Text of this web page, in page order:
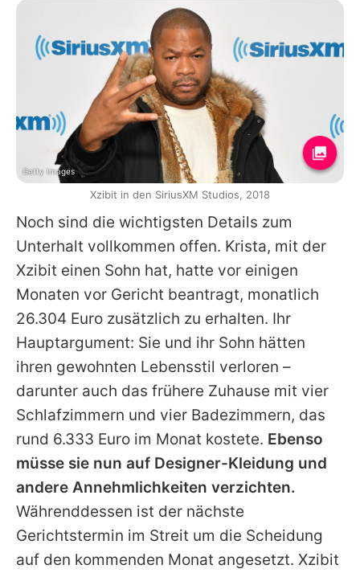
Noch sind die wichtigsten Details zum
Unterhalt vollkommen offen. Krista, mit der
Xzibit einen Sohn hat, hatte vor einigen
Monaten vor Gericht beantragt, monatlich
26.304 Euro zusätzlich zu erhalten. Ihr
Hauptargument: Sie und ihr Sohn hätten
ihren gewohnten Lebensstil verloren –
darunter auch das frühere Zuhause mit vier
Schlafzimmern und vier Badezimmern, das
rund 6.333 Euro im Monat kostete. Ebenso
müsse sie nun auf Designer-Kleidung und
andere Annehmlichkeiten verzichten.
Währenddessen ist der nächste
Gerichtstermin im Streit um die Scheidung
auf den kommenden Monat angesetzt. Xzibit
Getty Images
Xzibit in den SiriusXM Studios, 2018